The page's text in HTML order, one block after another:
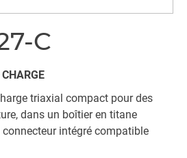
C
triaxial compact pour des
dans un boîtier en titane
intégré compatible